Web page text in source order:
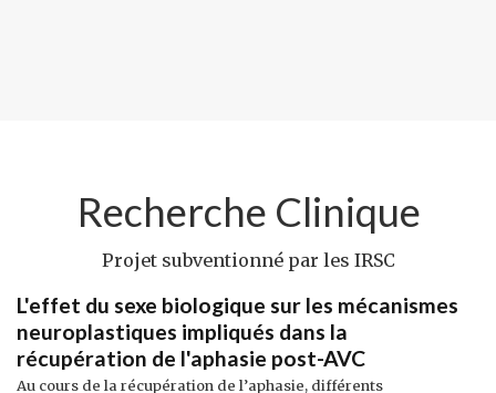
Recherche Clinique
Projet subventionné par les IRSC
L'effet du sexe biologique sur les mécanismes
neuroplastiques impliqués dans la
récupération de l'aphasie post-AVC
Au cours de la récupération de l’aphasie, différents